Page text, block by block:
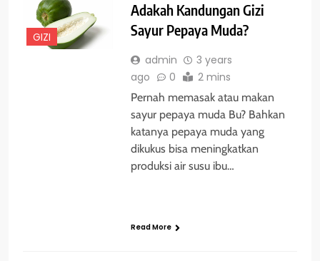
GIZI
Adakah Kandungan Gizi
Sayur Pepaya Muda?
admin
3 years
ago
0 2 mins
Pernah memasak atau makan
sayur pepaya muda Bu? Bahkan
katanya pepaya muda yang
dikukus bisa meningkatkan
produksi air susu ibu…
Read More